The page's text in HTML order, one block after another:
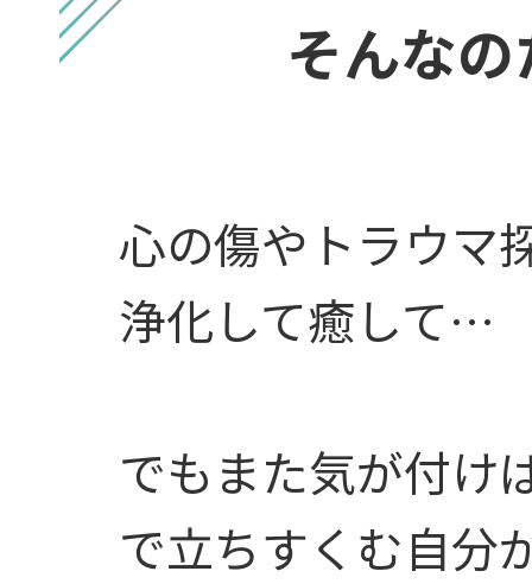
そんな
心の傷やトラウマ
浄化して癒して…
でもまた気が付け
で立ちすくむ自分